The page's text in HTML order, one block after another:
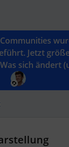
Jetzt
sich ändert